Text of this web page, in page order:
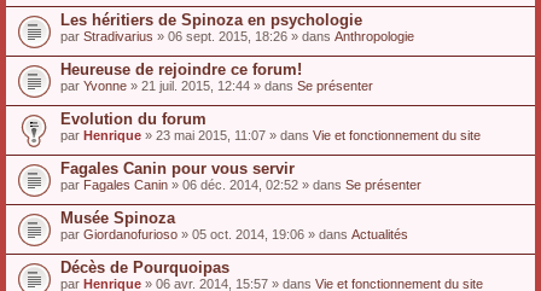
Les héritiers de Spinoza en psychologie
par Stradivarius » 06 sept. 2015, 18:26 » dans Anthropologie
Heureuse de rejoindre ce forum!
par Yvonne » 21 juil. 2015, 12:44 » dans Se présenter
Evolution du forum
par Henrique » 23 mai 2015, 11:07 » dans Vie et fonctionnement du site
Fagales Canin pour vous servir
par Fagales Canin » 06 déc. 2014, 02:52 » dans Se présenter
Musée Spinoza
par Giordanofurioso » 05 oct. 2014, 19:06 » dans Actualités
Décès de Pourquoipas
par Henrique » 06 avr. 2014, 15:57 » dans Vie et fonctionnement du site